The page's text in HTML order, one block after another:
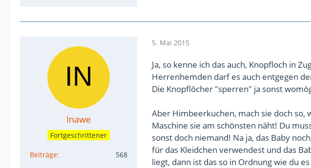
Inawe
Fortgeschrittener
Beiträge 568
5. Mai 2015
Ja, so kenne ich das auch, Knopfloch in
Herrenhemden darf es auch entgegen
Die Knopflöcher "sperren" ja sonst
Aber Himbeerkuchen, mach sie doch so,
Maschine sie am schönsten näht! Du
sonst doch niemand! Na ja, das Baby
für das Kleidchen verwendest und das
liegt, dann ist das so in Ordnung wie du